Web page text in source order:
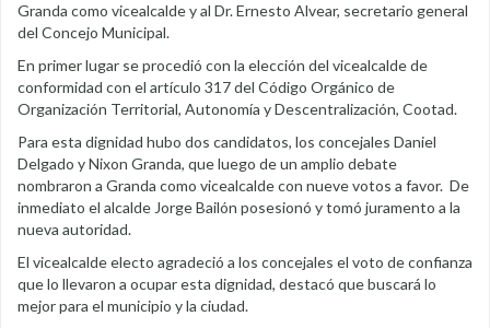
Granda como vicealcalde y al Dr. Ernesto Alvear, secretario general
del Concejo Municipal.
En primer lugar se procedió con la elección del vicealcalde de
conformidad con el artículo 317 del Código Orgánico de
Organización Territorial, Autonomía y Descentralización, Cootad.
Para esta dignidad hubo dos candidatos, los concejales Daniel
Delgado y Nixon Granda, que luego de un amplio debate
nombraron a Granda como vicealcalde con nueve votos a favor. De
inmediato el alcalde Jorge Bailón posesionó y tomó juramento a la
nueva autoridad.
El vicealcalde electo agradeció a los concejales el voto de confianza
que lo llevaron a ocupar esta dignidad, destacó que buscará lo
mejor para el municipio y la ciudad.